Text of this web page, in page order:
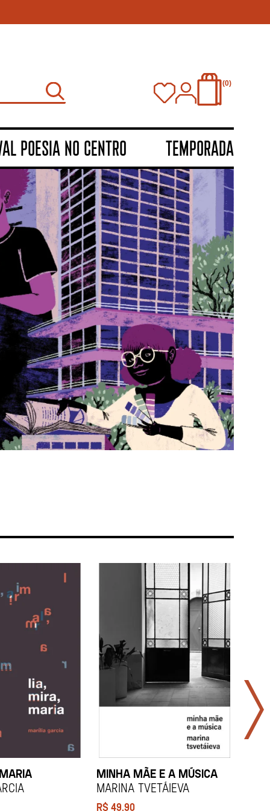
0
POESIA NO CENTRO TEMPORADA
MINHA MÃE E A MÚSICA
Marina Tvetáieva
R$49,90